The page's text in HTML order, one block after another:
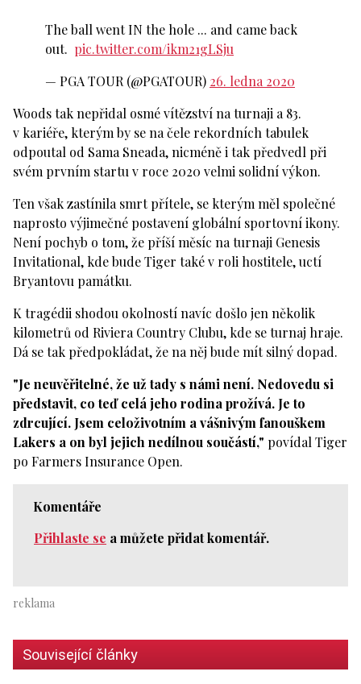
The ball went IN the hole ... and came back
out. pic.twitter.com/ikm21gLSju
— PGA TOUR (@PGATOUR) 26. ledna 2020
Woods tak nepřidal osmé vítězství na turnaji a 83.
v kariéře, kterým by se na čele rekordních tabulek
odpoutal od Sama Sneada, nicméně i tak předvedl při
svém prvním startu v roce 2020 velmi solidní výkon.
Ten však zastínila smrt přítele, se kterým měl společné
naprosto výjimečné postavení globální sportovní ikony.
Není pochyb o tom, že příší měsíc na turnaji Genesis
Invitational, kde bude Tiger také v roli hostitele, uctí
Bryantovu památku.
K tragédii shodou okolností navíc došlo jen několik
kilometrů od Riviera Country Clubu, kde se turnaj hraje.
Dá se tak předpokládat, že na něj bude mít silný dopad.
"Je neuvěřitelné, že už tady s námi není. Nedovedu si
představit, co teď celá jeho rodina prožívá. Je to
zdrcující. Jsem celoživotním a vášnivým fanouškem
Lakers a on byl jejich nedílnou součástí," povídal Tiger
po Farmers Insurance Open.
Komentáře
Přihlaste se a můžete přidat komentář.
Související články